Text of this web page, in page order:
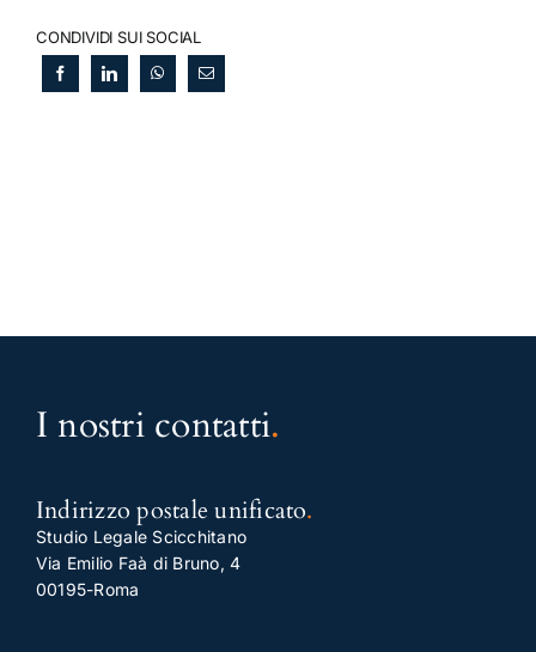
CONDIVIDI SUI SOCIAL
I nostri contatti.
Indirizzo postale unificato.
Studio Legale Scicchitano
Via Emilio Faà di Bruno, 4
00195-Roma